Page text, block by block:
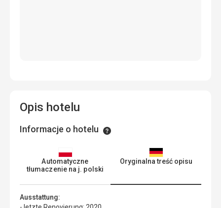
Automatyczne
tłumaczenie na j. polski
Oryginalna treść opisu
Ausstattung:
Opis hotelu
Informacje o hotelu Informacje